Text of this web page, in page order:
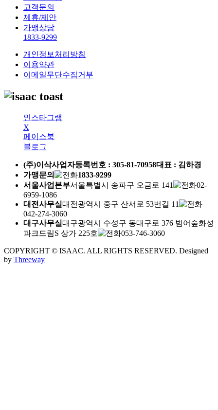
고객문의
제휴/제안
가맹상담
1833-9299
개인정보처리방침
이용약관
이메일무단수집거부
인스타그램
X
페이스북
블로그
(주)이삭사업자등록번호 : 305-81-70958대표 : 김하경
가맹문의
1833-9299
서울사업본부서울특별시 송파구 오금로 141
02-
6959-1086
대전사무실대전광역시 중구 산서로 53번길 11
042-274-3060
대구사무실대구광역시 수성구 동대구로 376 범어숲화성
파크드림S 상가 225호
053-746-3060
COPYRIGHT © ISAAC. ALL RIGHTS RESERVED. Designed
by Threeway